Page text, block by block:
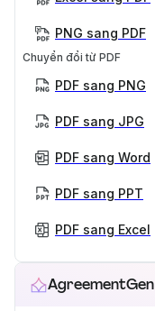
PNG sang PDF
Chuyển đổi từ PDF
PDF sang PNG
PDF sang JPG
PDF sang Word
PDF sang PPT
PDF sang Excel
AgreementGen